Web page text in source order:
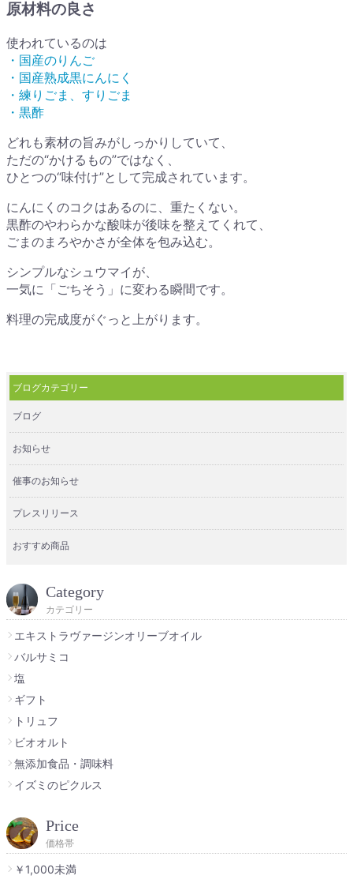
原材料の良さ
使われているのは
・国産のりんご
・国産熟成黒にんにく
・練りごま、すりごま
・黒酢
どれも素材の旨みがしっかりしていて、
ただの“かけるもの”ではなく、
ひとつの“味付け”として完成されています。
にんにくのコクはあるのに、重たくない。
黒酢のやわらかな酸味が後味を整えてくれて、
ごまのまろやかさが全体を包み込む。
シンプルなシュウマイが、
一気に「ごちそう」に変わる瞬間です。
料理の完成度がぐっと上がります。
ブログカテゴリー
ブログ
お知らせ
催事のお知らせ
プレスリリース
おすすめ商品
Category
カテゴリー
エキストラヴァージンオリーブオイル
バルサミコ
塩
ギフト
トリュフ
ビオオルト
無添加食品・調味料
イズミのピクルス
Price
価格帯
￥1,000未満